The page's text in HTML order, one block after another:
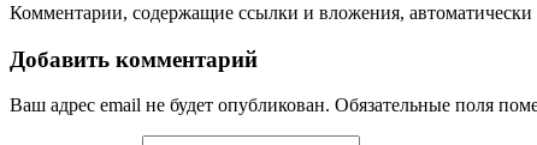
Комментарии, содержащие ссылки и вложения,
Добавить комментарий
Ваш адрес email не будет опубликован. Обязательные поля